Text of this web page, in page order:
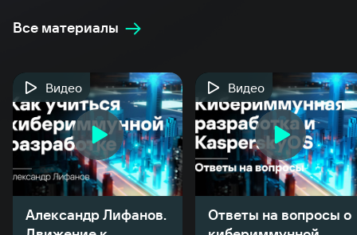
Все материалы
Видео
Александр Лифанов.
Видео
Ответы на вопросы о